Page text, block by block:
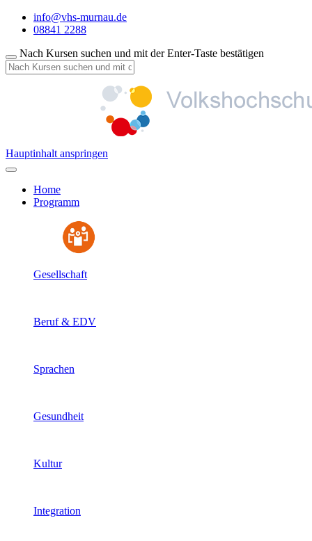
info@vhs-murnau.de
08841 2288
Nach Kursen suchen und mit der Enter-Taste bestätigen
Hauptinhalt anspringen
Home
Programm
Gesellschaft
Beruf & EDV
Sprachen
Gesundheit
Kultur
Integration